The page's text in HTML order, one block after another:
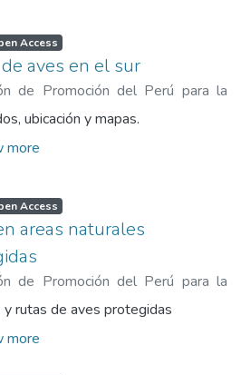
Access
aves en el sur
de Promoción del Perú para la
y el Turismo
y el Turismo
ubicación y mapas.
more
Access
areas naturales
de Promoción del Perú para la
y el Turismo,2019-12
y el Turismo
y rutas de aves protegidas
more